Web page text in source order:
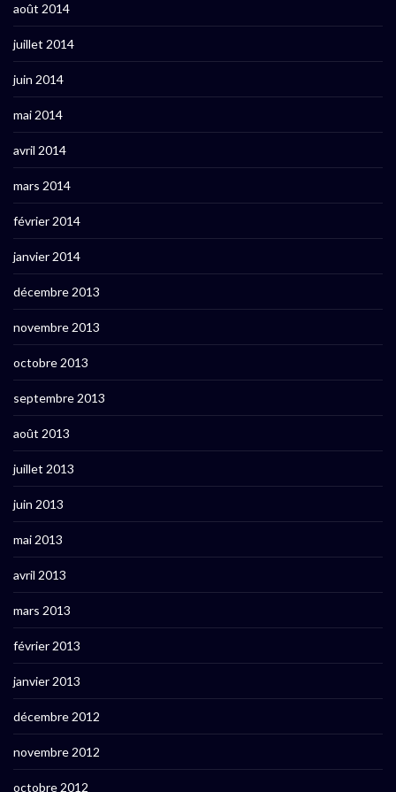
août 2014
juillet 2014
juin 2014
mai 2014
avril 2014
mars 2014
février 2014
janvier 2014
décembre 2013
novembre 2013
octobre 2013
septembre 2013
août 2013
juillet 2013
juin 2013
mai 2013
avril 2013
mars 2013
février 2013
janvier 2013
décembre 2012
novembre 2012
octobre 2012